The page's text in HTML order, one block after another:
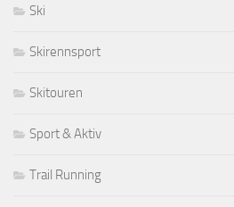
Ski
Skirennsport
Skitouren
Sport & Aktiv
Trail Running